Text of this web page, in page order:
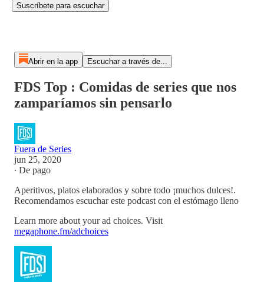
Suscríbete para escuchar
Abrir en la app Escuchar a través de...
FDS Top : Comidas de series que nos
zamparíamos sin pensarlo
Fuera de Series
jun 25, 2020
∙ De pago
Aperitivos, platos elaborados y sobre todo ¡muchos dulces!.
Recomendamos escuchar este podcast con el estómago lleno
Learn more about your ad choices. Visit
megaphone.fm/adchoices